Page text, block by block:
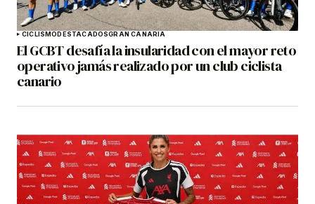
CICLISMODESTACADOSGRAN CANARIA
El GCBT desafía la insularidad con el mayor reto
operativo jamás realizado por un club ciclista
canario